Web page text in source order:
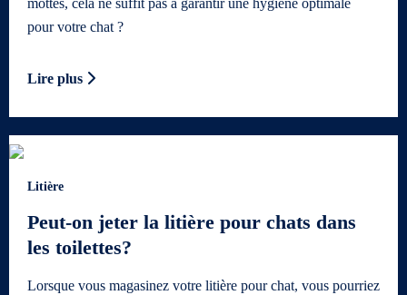
mottes, cela ne suffit pas à garantir une hygiène optimale
pour votre chat ?
Lire plus
Litière
Peut-on jeter la litière pour chats dans
les toilettes?
Lorsque vous magasinez votre litière pour chat, vous pourriez